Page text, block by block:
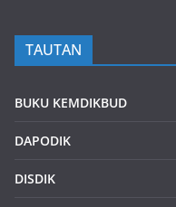
TAUTAN
BUKU KEMDIKBUD
DAPODIK
DISDIK